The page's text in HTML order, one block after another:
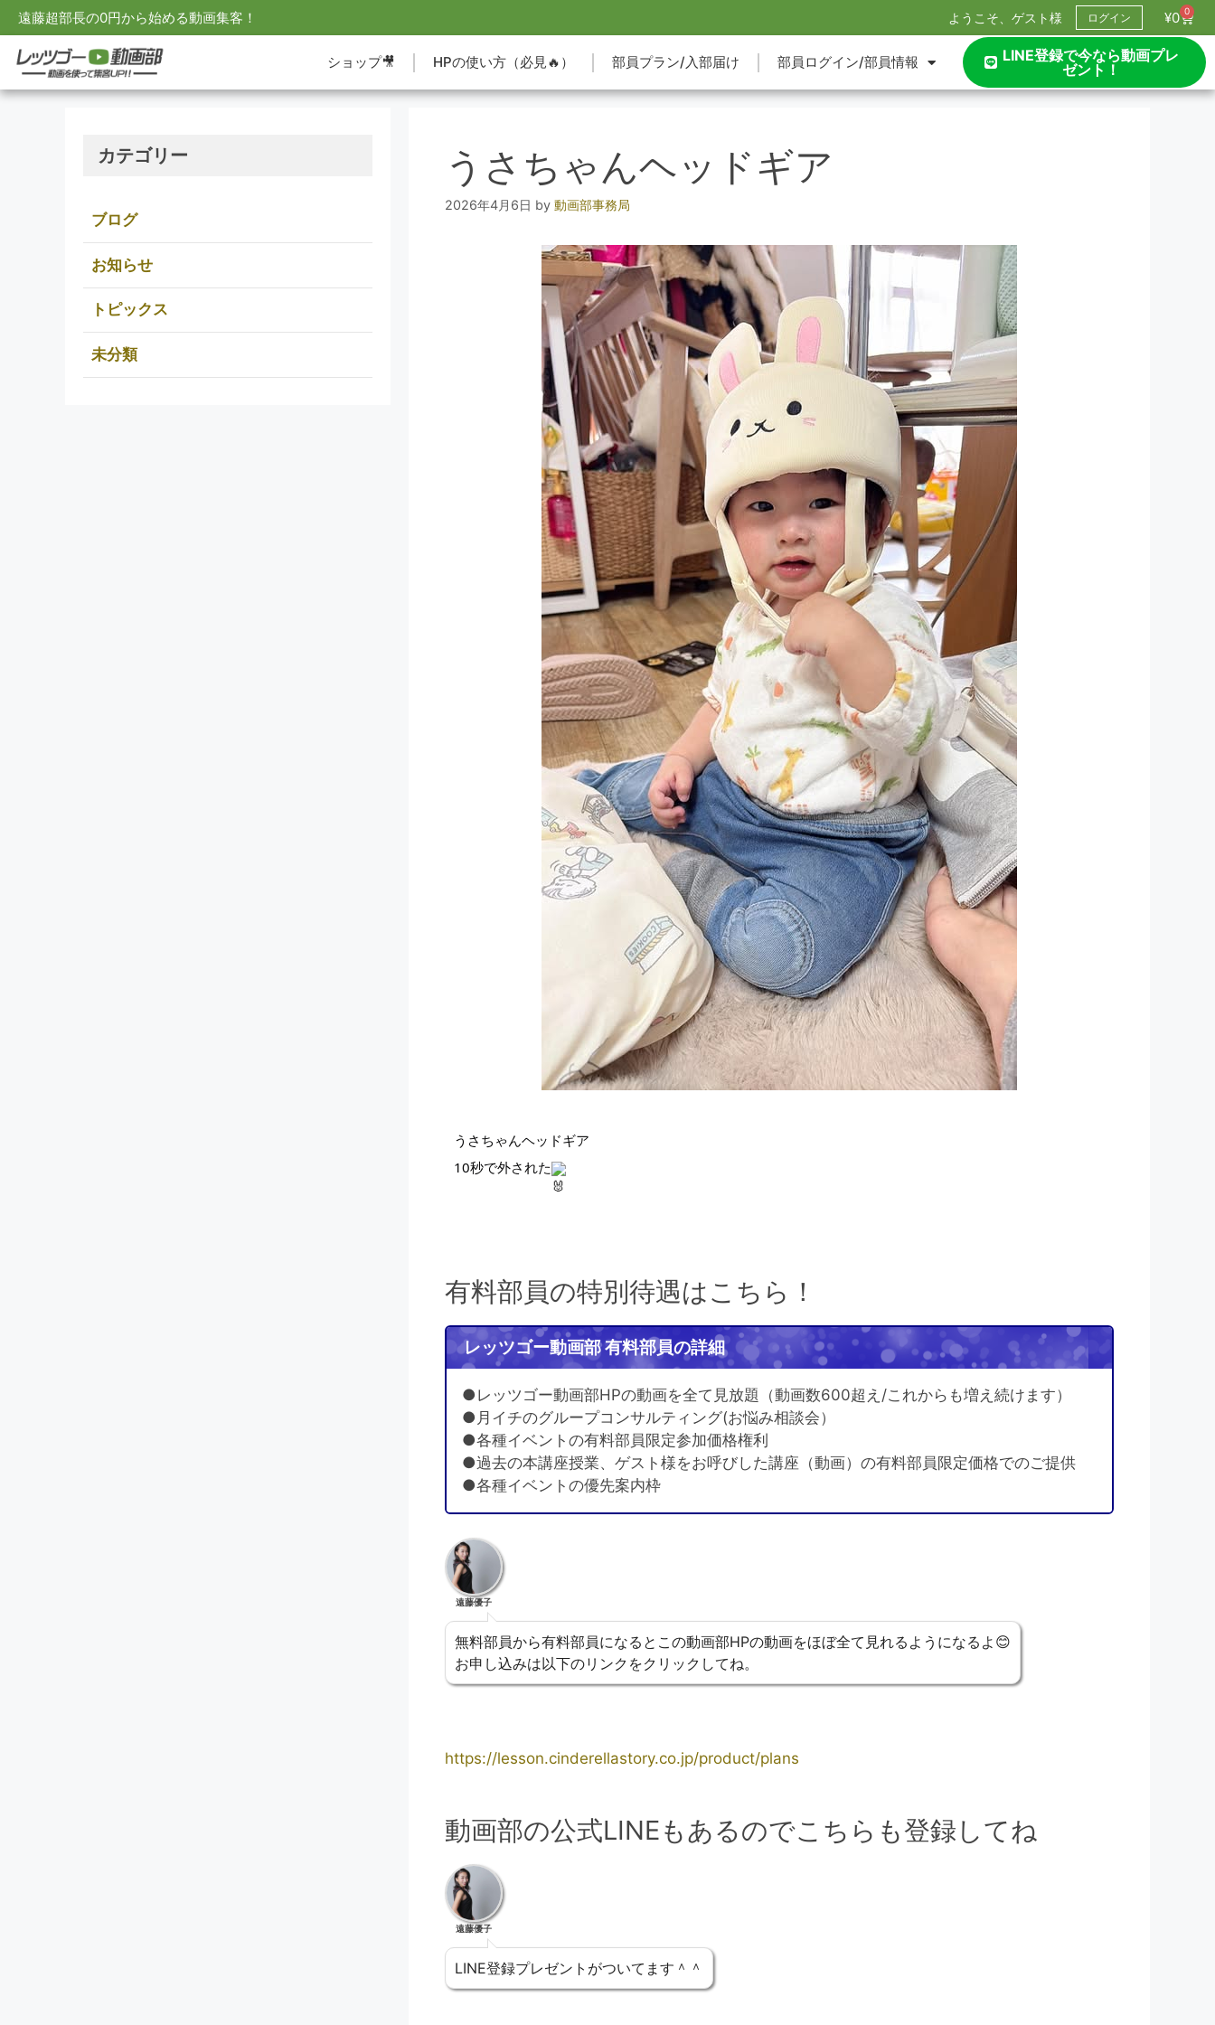
遠藤超部長の0円から始める動画集客！ ようこそ、ゲスト様 ログイン ¥0 0
ショップ🎥 HPの使い方（必見🔥） 部員プラン/入部届け 部員ログイン/部員情報
LINE登録で今なら動画プレ
ゼント！
うさちゃんヘッドギア
2026年4月6日 by 動画部事務局
うさちゃんヘッドギア
10秒で外された
有料部員の特別待遇はこちら！
レッツゴー動画部 有料部員の詳細
●レッツゴー動画部HPの動画を全て見放題（動画数600超え/これからも増え続けます）
●月イチのグループコンサルティング(お悩み相談会）
●各種イベントの有料部員限定参加価格権利
●過去の本講座授業、ゲスト様をお呼びした講座（動画）の有料部員限定価格でのご提供
●各種イベントの優先案内枠
遠藤優子
無料部員から有料部員になるとこの動画部HPの動画をほぼ全て見れるようになるよ😊
お申し込みは以下のリンクをクリックしてね。
https://lesson.cinderellastory.co.jp/product/plans
動画部の公式LINEもあるのでこちらも登録してね
遠藤優子
LINE登録プレゼントがついてます＾＾
カテゴリー
ブログ
お知らせ
トピックス
未分類